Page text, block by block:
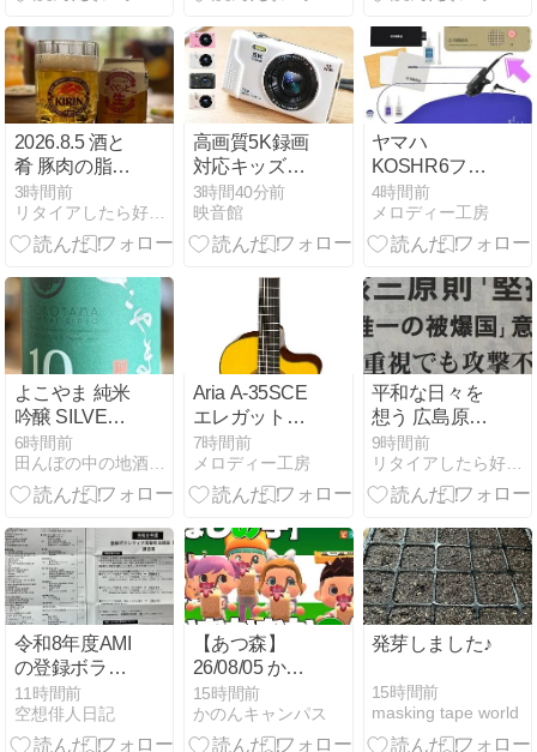
2026.8.5 酒と
肴 豚肉の脂身
で動脈硬化ま
っしぐら^^;
3時間前
リタイアしたら好きな音楽で散歩するんだ
高画質5K録画
対応キッズデ
ジカメの注目
すべき特徴と
は？
3時間40分前
映音館
ヤマハ
KOSHR6フレ
ンチホルンお
手入れセット
とチューナー
4時間前
メロディー工房
よこやま 純米
吟醸 SILVER
10 長崎 重家
酒造
6時間前
Aria A-35SCE
エレガットの
魅力と使いこ
なし術
7時間前
メロディー工房
平和な日々を
想う 広島原爆
投下の日
9時間前
リタイアしたら好きな音楽で散歩するんだ
令和8年度AMI
の登録ボラン
ティア活動状
況調査票を提
出しました
11時間前
空想俳人日記
【あつ森】
26/08/05 かむ
かむかのん/ほ
しの子 「人命
＞売上金💢」
15時間前
かのんキャンパス
発芽しました♪
15時間前
masking tape world